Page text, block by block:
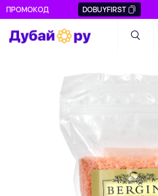
ПРОМОКОД DOBUYFIRST